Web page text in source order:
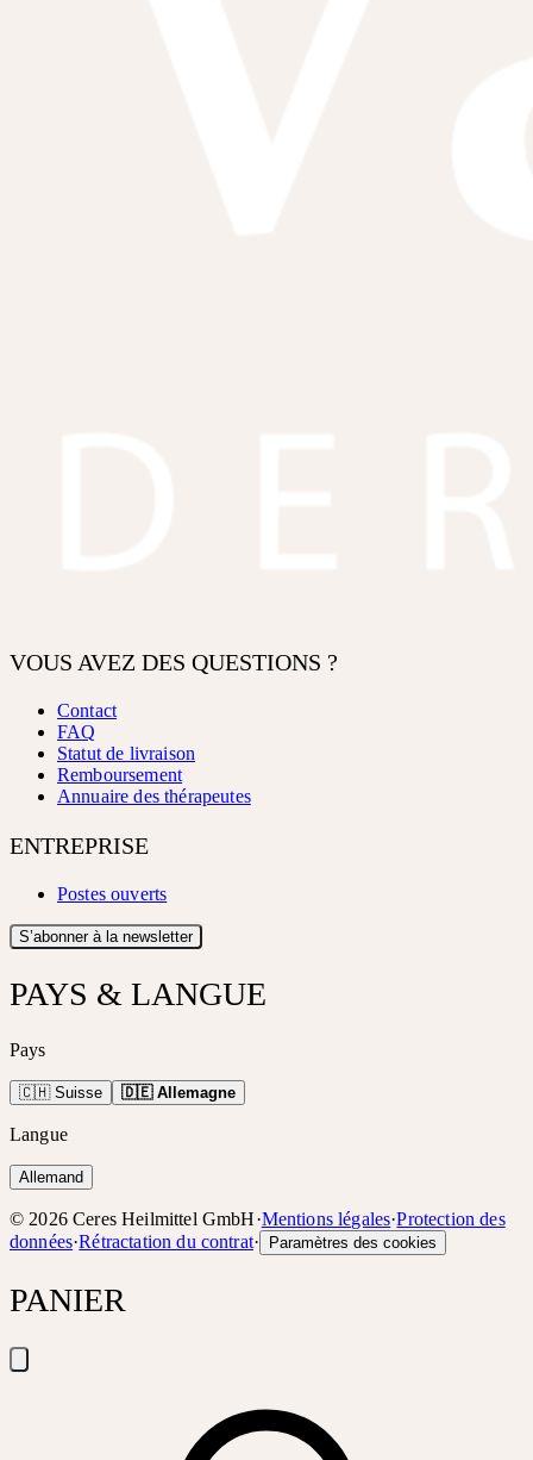
VOUS AVEZ DES QUESTIONS ?
Contact
FAQ
Statut de livraison
Remboursement
Annuaire des thérapeutes
ENTREPRISE
Postes ouverts
S’abonner à la newsletter
PAYS & LANGUE
Pays
🇨🇭 Suisse 🇩🇪 Allemagne
Langue
Allemand
© 2026 Ceres Heilmittel GmbH·Mentions légales·Protection des
données·Rétractation du contrat· Paramètres des cookies
PANIER